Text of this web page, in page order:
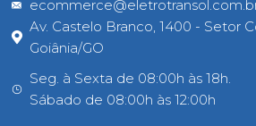
Av. Castelo Branco, 1400 - Setor
Goiânia/GO
Seg. à Sexta de 08:00h às 18h.
Sábado de 08:00h às 12:00h